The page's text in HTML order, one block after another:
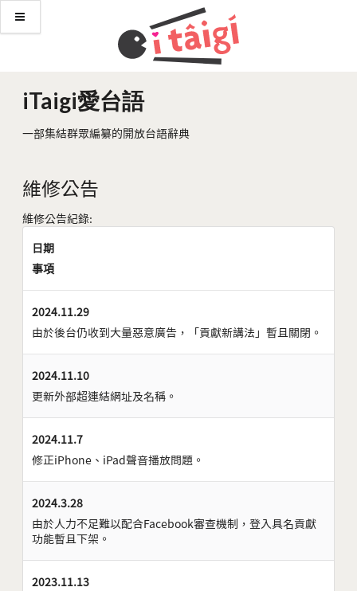
iTaigi愛台語
一部集結群眾編纂的開放台語辭典
維修公告
維修公告紀錄:
日期
事項
2024.11.29
由於後台仍收到大量惡意廣告，「貢獻新講法」暫且關閉。
2024.11.10
更新外部超連結網址及名稱。
2024.11.7
修正iPhone、iPad聲音播放問題。
2024.3.28
由於人力不足難以配合Facebook審查機制，登入具名貢獻
功能暫且下架。
2023.11.13